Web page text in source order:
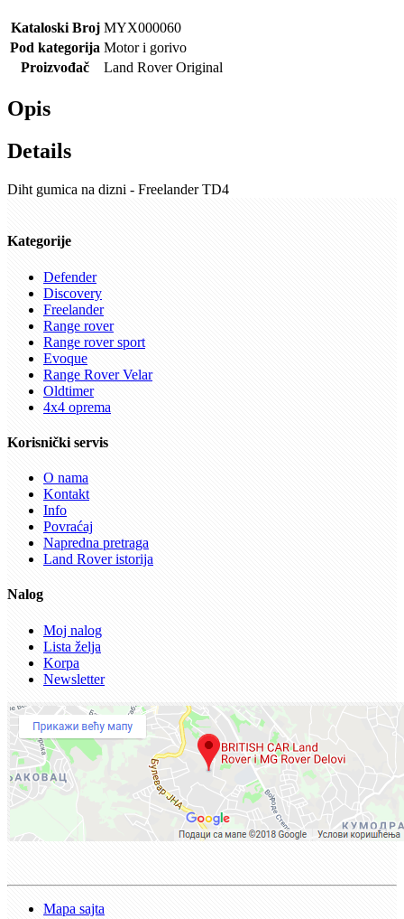
Kataloski Broj MYX000060
Pod kategorija Motor i gorivo
Proizvođač
Land Rover Original
Opis
Details
Diht gumica na dizni - Freelander TD4
Kategorije
Defender
Discovery
Freelander
Range rover
Range rover sport
Evoque
Range Rover Velar
Oldtimer
4x4 oprema
Korisnički servis
O nama
Kontakt
Info
Povraćaj
Napredna pretraga
Land Rover istorija
Nalog
Moj nalog
Lista želja
Korpa
Newsletter
Mapa sajta